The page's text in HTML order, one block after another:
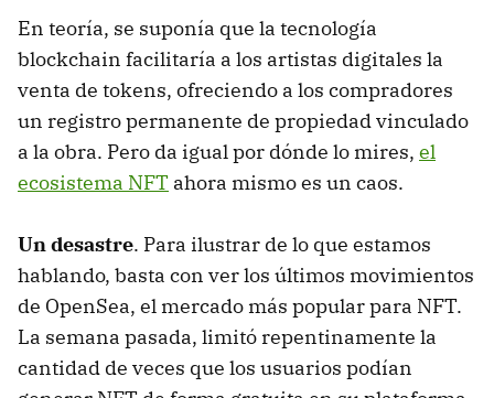
En teoría, se suponía que la tecnología
blockchain facilitaría a los artistas digitales la
venta de tokens, ofreciendo a los compradores
un registro permanente de propiedad vinculado
a la obra. Pero da igual por dónde lo mires, el
ecosistema NFT ahora mismo es un caos.
Un desastre. Para ilustrar de lo que estamos
hablando, basta con ver los últimos movimientos
de OpenSea, el mercado más popular para NFT.
La semana pasada, limitó repentinamente la
cantidad de veces que los usuarios podían